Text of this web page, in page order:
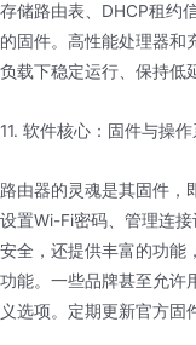
存储路由表、DHCP租约
的固件。高性能处理器和
负载下稳定运行、保持低
11. 软件核心：固件与操
路由器的灵魂是其固件，
设置Wi-Fi密码、管理连
安全，还提供丰富的功能
功能。一些品牌甚至允许
义选项。定期更新官方固